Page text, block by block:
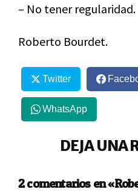
– No tener regularidad.
Roberto Bourdet.
Twitter
WhatsApp
DEJA UNA
2 comentarios en